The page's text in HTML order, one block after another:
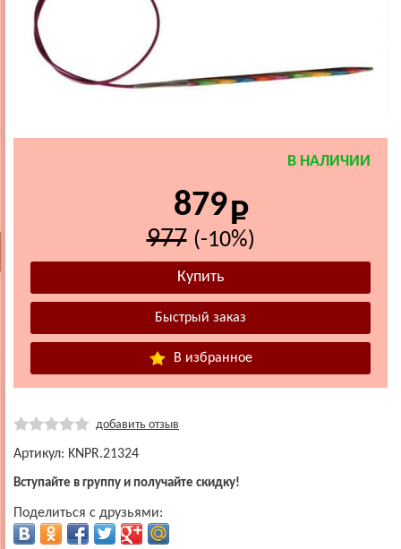
В НАЛИЧИИ
879
977 (-10%)
В избранное
добавить отзыв
Артикул: KNPR.21324
Вступайте в группу и получайте скидку!
Поделиться с друзьями: